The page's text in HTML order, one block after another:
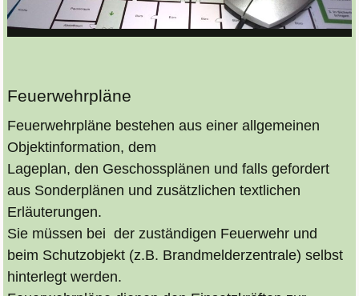
Feuerwehrpläne
Feuerwehrpläne bestehen aus einer allgemeinen
Objektinformation, dem
Lageplan, den Geschossplänen und falls gefordert
aus Sonderplänen und zusätzlichen textlichen
Erläuterungen.
Sie müssen bei der zuständigen Feuerwehr und
beim Schutzobjekt (z.B. Brandmelderzentrale) selbst
hinterlegt werden.